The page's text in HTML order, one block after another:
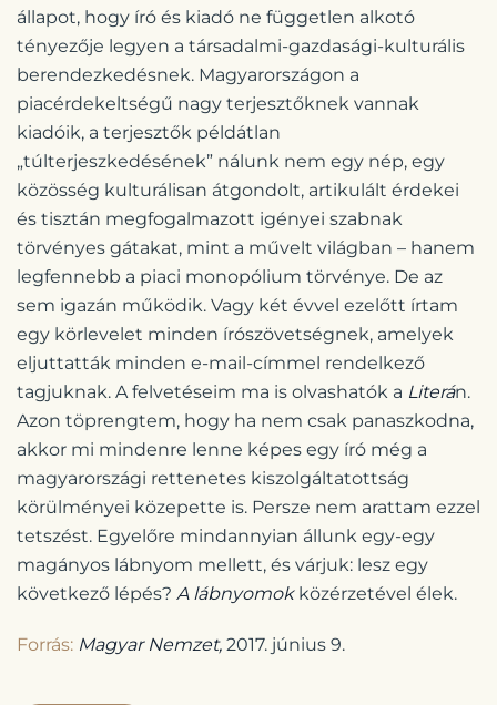
állapot, hogy író és kiadó ne független alkotó
tényezője legyen a társadalmi-gazdasági-kulturális
berendezkedésnek. Magyarországon a
piacérdekeltségű nagy terjesztőknek vannak
kiadóik, a terjesztők példátlan
„túlterjeszkedésének” nálunk nem egy nép, egy
közösség kulturálisan átgondolt, artikulált érdekei
és tisztán megfogalmazott igényei szabnak
törvényes gátakat, mint a művelt világban – hanem
legfennebb a piaci monopólium törvénye. De az
sem igazán működik. Vagy két évvel ezelőtt írtam
egy körlevelet minden írószövetségnek, amelyek
eljuttatták minden e-mail-címmel rendelkező
tagjuknak. A felvetéseim ma is olvashatók a Literán.
Azon töprengtem, hogy ha nem csak panaszkodna,
akkor mi mindenre lenne képes egy író még a
magyarországi rettenetes kiszolgáltatottság
körülményei közepette is. Persze nem arattam ezzel
tetszést. Egyelőre mindannyian állunk egy-egy
magányos lábnyom mellett, és várjuk: lesz egy
következő lépés? A lábnyomokközérzetével élek.
Forrás: Magyar Nemzet, 2017. június 9.